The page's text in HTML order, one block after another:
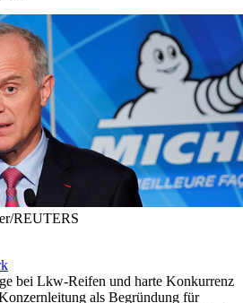
REUTERS
bei Lkw-Reifen und harte Konkurrenz
als Begründung für